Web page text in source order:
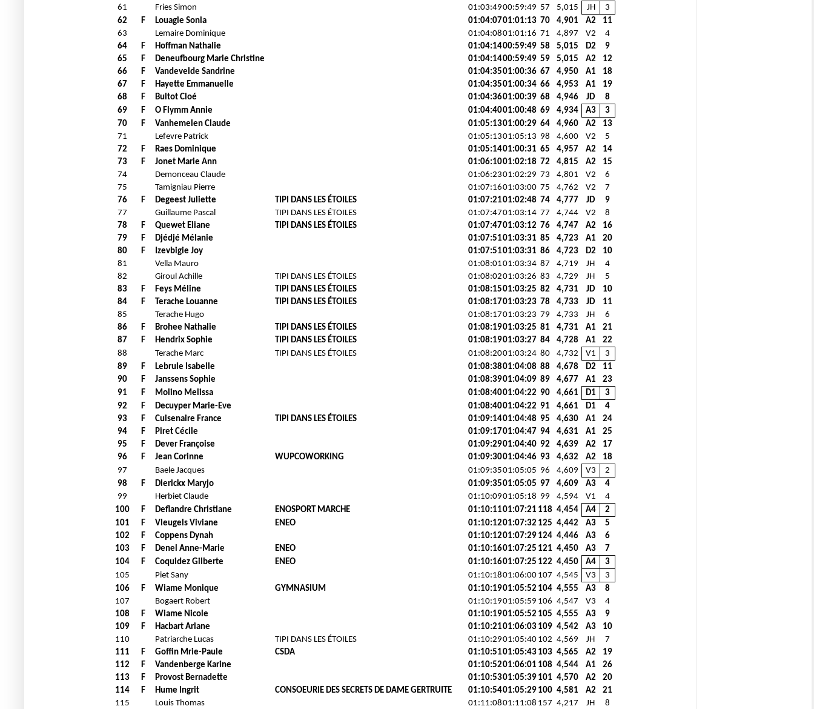
61
Fries Simon 01:03:4900:59:49 57 5,015 JH
3
62
F Louagie Sonia 01:04:0701:01:13 70 4,901 A2
11
63
Lemaire Dominique 01:04:0801:01:16 71 4,897 V2
4
64
F Hoffman Nathalie 01:04:1400:59:49 58 5,015 D2
9
65
F Deneufbourg Marie Christine 01:04:1400:59:49 59 5,015 A2
12
66
F Vandevelde Sandrine 01:04:3501:00:36 67 4,950 A1
18
67
F Hayette Emmanuelle 01:04:3501:00:34 66 4,953 A1
19
68
F Bultot Cloé 01:04:3601:00:39 68 4,946 JD
8
69
F O Flymm Annie 01:04:4001:00:48 69 4,934 A3
3
70
F Vanhemelen Claude 01:05:1301:00:29 64 4,960 A2
13
71
Lefevre Patrick 01:05:1301:05:13 98 4,600 V2
5
72
F Raes Dominique 01:05:1401:00:31 65 4,957 A2
14
73
F Jonet Marie Ann 01:06:1001:02:18 72 4,815 A2
15
74
Demonceau Claude 01:06:2301:02:29 73 4,801 V2
6
75
Tamigniau Pierre 01:07:1601:03:00 75 4,762 V2
7
76
F Degeest Juliette TIPI DANS LES ÉTOILES 01:07:2101:02:48 74 4,777 JD
9
77
Guillaume Pascal TIPI DANS LES ÉTOILES 01:07:4701:03:14 77 4,744 V2
8
78
F Quewet Eliane TIPI DANS LES ÉTOILES 01:07:4701:03:12 76 4,747 A2
16
79
F Djédjé Mélanie 01:07:5101:03:31 85 4,723 A1
20
80
F Izevbigie Joy 01:07:5101:03:31 86 4,723 D2
10
81
Vella Mauro 01:08:0101:03:34 87 4,719 JH
4
82
Giroul Achille TIPI DANS LES ÉTOILES 01:08:0201:03:26 83 4,729 JH
5
83
F Feys Méline TIPI DANS LES ÉTOILES 01:08:1501:03:25 82 4,731 JD
10
84
F Terache Louanne TIPI DANS LES ÉTOILES 01:08:1701:03:23 78 4,733 JD
11
85
Terache Hugo 01:08:1701:03:23 79 4,733 JH
6
86
F Brohee Nathalie TIPI DANS LES ÉTOILES 01:08:1901:03:25 81 4,731 A1
21
87
F Hendrix Sophie TIPI DANS LES ÉTOILES 01:08:1901:03:27 84 4,728 A1
22
88
Terache Marc TIPI DANS LES ÉTOILES 01:08:2001:03:24 80 4,732 V1
3
89
F Lebrule Isabelle 01:08:3801:04:08 88 4,678 D2
11
90
F Janssens Sophie 01:08:3901:04:09 89 4,677 A1
23
91
F Molino Melissa 01:08:4001:04:22 90 4,661 D1
3
92
F Decuyper Marie-Eve 01:08:4001:04:22 91 4,661 D1
4
93
F Cuisenaire France TIPI DANS LES ÉTOILES 01:09:1401:04:48 95 4,630 A1
24
94
F Piret Cécile 01:09:1701:04:47 94 4,631 A1
25
95
F Dever Françoise 01:09:2901:04:40 92 4,639 A2
17
96
F Jean Corinne WUPCOWORKING 01:09:3001:04:46 93 4,632 A2
18
97
Baele Jacques 01:09:3501:05:05 96 4,609 V3
2
98
F Dierickx Maryjo 01:09:3501:05:05 97 4,609 A3
4
99
Herbiet Claude 01:10:0901:05:18 99 4,594 V1
4
100
F Deflandre Christiane ENOSPORT MARCHE 01:10:1101:07:21 118 4,454 A4
2
101
F Vleugels Viviane ENEO 01:10:1201:07:32 125 4,442 A3
5
102
F Coppens Dynah 01:10:1201:07:29 124 4,446 A3
6
103
F Denel Anne-Marie ENEO 01:10:1601:07:25 121 4,450 A3
7
104
F Coquidez Gilberte ENEO 01:10:1601:07:25 122 4,450 A4
3
105
Piet Sany 01:10:1801:06:00 107 4,545 V3
3
106
F Wiame Monique GYMNASIUM 01:10:1901:05:52 104 4,555 A3
8
107
Bogaert Robert 01:10:1901:05:59 106 4,547 V3
4
108
F Wiame Nicole 01:10:1901:05:52 105 4,555 A3
9
109
F Hacbart Ariane 01:10:2101:06:03 109 4,542 A3
10
110
Patriarche Lucas TIPI DANS LES ÉTOILES 01:10:2901:05:40 102 4,569 JH
7
111
F Goffin Mrie-Paule CSDA 01:10:5101:05:43 103 4,565 A2
19
112
F Vandenberge Karine 01:10:5201:06:01 108 4,544 A1
26
113
F Provost Bernadette 01:10:5301:05:39 101 4,570 A2
20
114
F Hume Ingrit CONSOEURIE DES SECRETS DE DAME GERTRUITE 01:10:5401:05:29 100 4,581 A2
21
115
Louis Thomas 01:11:0801:11:08 157 4,217 JH
8